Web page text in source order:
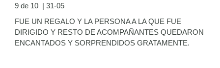
9 de 10 | 31-05
FUE UN REGALO Y LA PERSONA A LA QUE FUE
DIRIGIDO Y RESTO DE ACOMPAÑANTES QUEDARON
ENCANTADOS Y SORPRENDIDOS GRATAMENTE.